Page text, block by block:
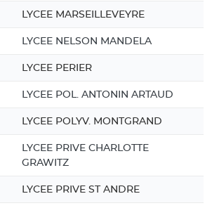
LYCEE MARSEILLEVEYRE
LYCEE NELSON MANDELA
LYCEE PERIER
LYCEE POL. ANTONIN ARTAUD
LYCEE POLYV. MONTGRAND
LYCEE PRIVE CHARLOTTE
GRAWITZ
LYCEE PRIVE ST ANDRE